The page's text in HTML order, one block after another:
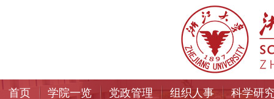
首页 学院一览 党政管理 组织人事 科学研